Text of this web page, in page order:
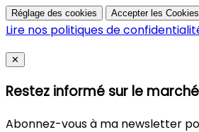
Réglage des cookies Accepter les Cookies
Lire nos politiques de
Close
✕
Restez informé sur le
Abonnez-vous à ma newsletter